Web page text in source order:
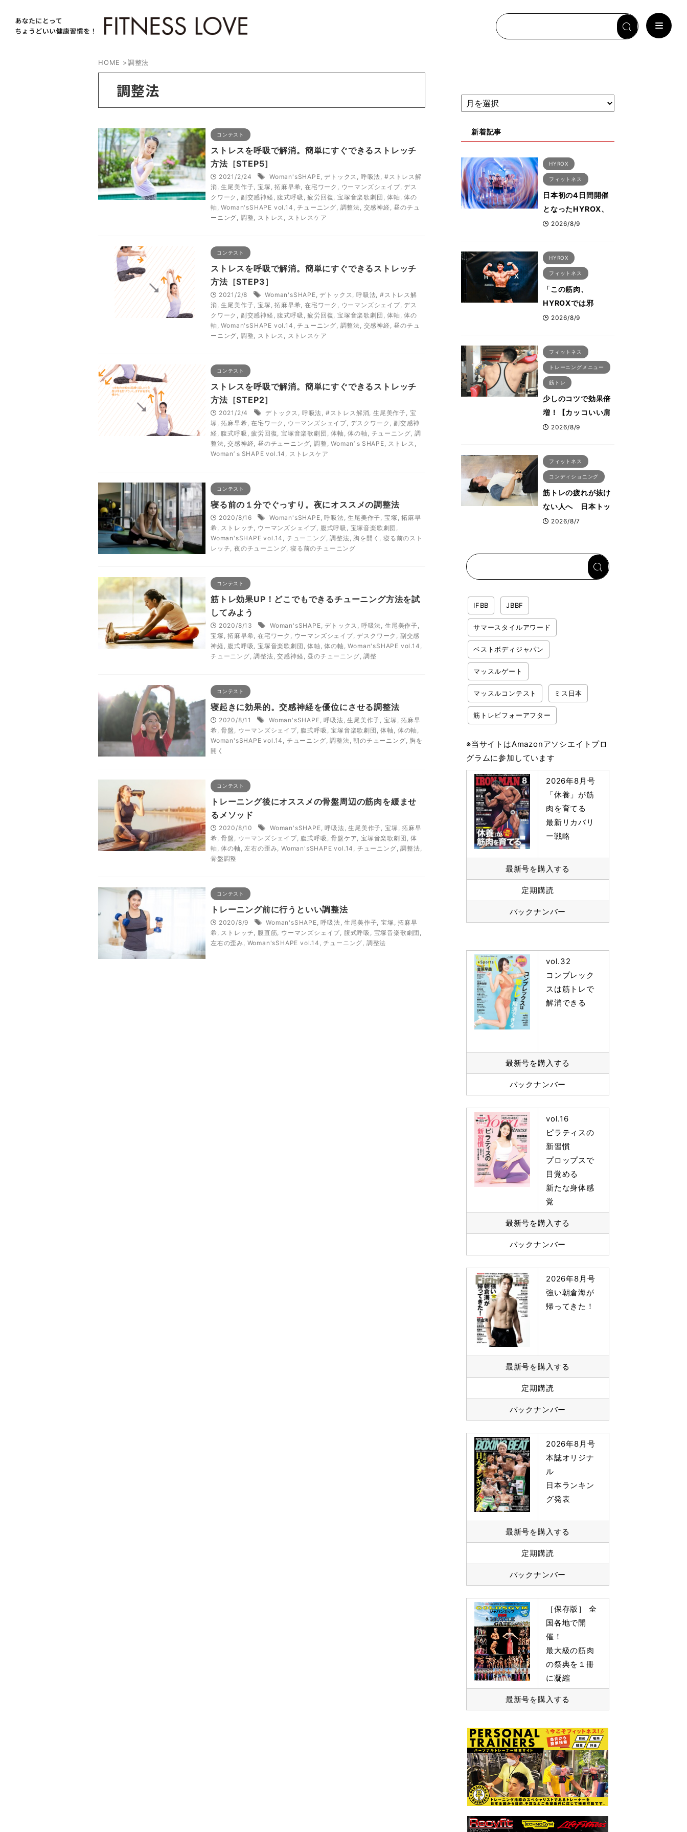
HOME >調整法
調整法
コンテスト
ストレスを呼吸で解消。簡単にすぐできるストレッチ
方法［STEP5］
2021/2/24 Woman'sSHAPE,デトックス , 呼吸法, #ストレス解
消 ,生尾美作子,宝塚,拓麻早希,在宅ワーク , ウーマンズシェイプ,デス
クワーク , 副交感神経 , 腹式呼吸 ,疲労回復,宝塚音楽歌劇団 ,体軸 ,体の
軸 ,Woman'sSHAPE vol.14 ,チューニング, 調整法, 交感神経 ,昼のチュ
ーニング, 調整, ストレス , ストレスケア
コンテスト
ストレスを呼吸で解消。簡単にすぐできるストレッチ
方法［STEP3］
2021/2/8 Woman'sSHAPE,デトックス,呼吸法,#ストレス解
消 ,生尾美作子,宝塚,拓麻早希,在宅ワーク , ウーマンズシェイプ,デス
クワーク , 副交感神経 , 腹式呼吸 ,疲労回復,宝塚音楽歌劇団 ,体軸 ,体の
軸 ,Woman'sSHAPE vol.14 ,チューニング, 調整法, 交感神経 ,昼のチュ
ーニング, 調整, ストレス , ストレスケア
コンテスト
ストレスを呼吸で解消。簡単にすぐできるストレッチ
方法［STEP2］
2021/2/4 デトックス , 呼吸法, #ストレス解消,生尾美作子, 宝
塚,拓麻早希,在宅ワーク , ウーマンズシェイプ, デスクワーク ,副交感神
経 , 腹式呼吸 ,疲労回復,宝塚音楽歌劇団 ,体軸 ,体の軸 , チューニング, 調
整法,交感神経,昼のチューニング,調整,Woman’ｓSHAPE, ストレス ,
Woman’ｓSHAPE vol.14 , ストレスケア
コンテスト
寝る前の１分でぐっすり。夜にオススメの調整法
2020/8/16 Woman'sSHAPE,呼吸法,生尾美作子, 宝塚,拓麻早
希, ストレッチ, ウーマンズシェイプ, 腹式呼吸 , 宝塚音楽歌劇団 ,
Woman'sSHAPE vol.14 , チューニング,調整法, 胸を開く ,寝る前のスト
レッチ,夜のチューニング,寝る前のチューニング
コンテスト
筋トレ効果UP！どこでもできるチューニング方法を試
してみよう
2020/8/13 Woman'sSHAPE,デトックス , 呼吸法, 生尾美作子,
宝塚,拓麻早希,在宅ワーク , ウーマンズシェイプ,デスクワーク , 副交感
神経 , 腹式呼吸,宝塚音楽歌劇団 ,体軸 ,体の軸 ,Woman'sSHAPE vol.14 ,
チューニング,調整法,交感神経 ,昼のチューニング,調整
コンテスト
寝起きに効果的。交感神経を優位にさせる調整法
2020/8/11 Woman'sSHAPE,呼吸法,生尾美作子, 宝塚,拓麻早
希,骨盤 , ウーマンズシェイプ, 腹式呼吸 ,宝塚音楽歌劇団 ,体軸 , 体の軸 ,
Woman'sSHAPE vol.14 , チューニング,調整法,朝のチューニング, 胸を
開く
コンテスト
トレーニング後にオススメの骨盤周辺の筋肉を緩ませ
るメソッド
2020/8/10 Woman'sSHAPE,呼吸法,生尾美作子, 宝塚,拓麻早
希,骨盤 , ウーマンズシェイプ, 腹式呼吸 ,骨盤ケア,宝塚音楽歌劇団 ,体
軸 ,体の軸 ,左右の歪み,Woman'sSHAPE vol.14 , チューニング,調整法,
骨盤調整
コンテスト
トレーニング前に行うといい調整法
2020/8/9 Woman'sSHAPE,呼吸法,生尾美作子,宝塚,拓麻早
希, ストレッチ, 腹直筋, ウーマンズシェイプ, 腹式呼吸 , 宝塚音楽歌劇団 ,
左右の歪み, Woman'sSHAPE vol.14 ,チューニング, 調整法
新着記事
HYROX
フィットネス
日本初の4日間開催
となったHYROX、
約1万2000人が幕張
「2028、29年の大
会も準備」
2026/8/9
HYROX
フィットネス
「この筋肉、
HYROXでは邪
魔？」ボディビル元
が挑戦 バーピーで
は驚異の種目2位
2026/8/9
フィットネス
トレーニングメニュー
筋トレ
少しのコツで効果倍
増！【カッコいい肩
を作る三角筋の筋ト
世界王者が解説！
2026/8/9
フィットネス
コンディショニング
筋トレの疲れが抜け
ない人へ 日本トッ
プボディビルダー・
2026/8/7
IFBB JBBF
サマースタイルアワード
ベストボディジャパン
マッスルゲート
マッスルコンテスト ミス日本
筋トレビフォーアフター
※当サイトはAmazonアソシエイトプロ
グラムに参加しています
2026年8月号
「休養」が筋
肉を育てる
最新リカバリ
ー戦略
最新号を購入する
定期購読
バックナンバー
vol.32
コンプレック
スは筋トレで
解消できる
最新号を購入する
バックナンバー
vol.16
ピラティスの
新習慣
プロップスで
目覚める
新たな身体感
覚
最新号を購入する
バックナンバー
2026年8月号
強い朝倉海が
帰ってきた！
最新号を購入する
定期購読
バックナンバー
2026年8月号
本誌オリジナ
ル
日本ランキン
グ発表
最新号を購入する
定期購読
バックナンバー
［保存版］ 全
国各地で開
催！
最大級の筋肉
の祭典を１冊
に凝縮
最新号を購入する